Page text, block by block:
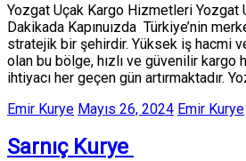
Yozgat Uçak Kargo Hizmetleri Yozgat
Dakikada Kapınuızda Türkiye’nin
stratejik bir şehirdir. Yüksek iş hacmi
olan bu bölge, hızlı ve güvenilir kargo
ihtiyacı her geçen gün artırmaktadır.
Emir Kurye Mayıs 26, 2024 Emir Kurye
Sarnıç Kurye